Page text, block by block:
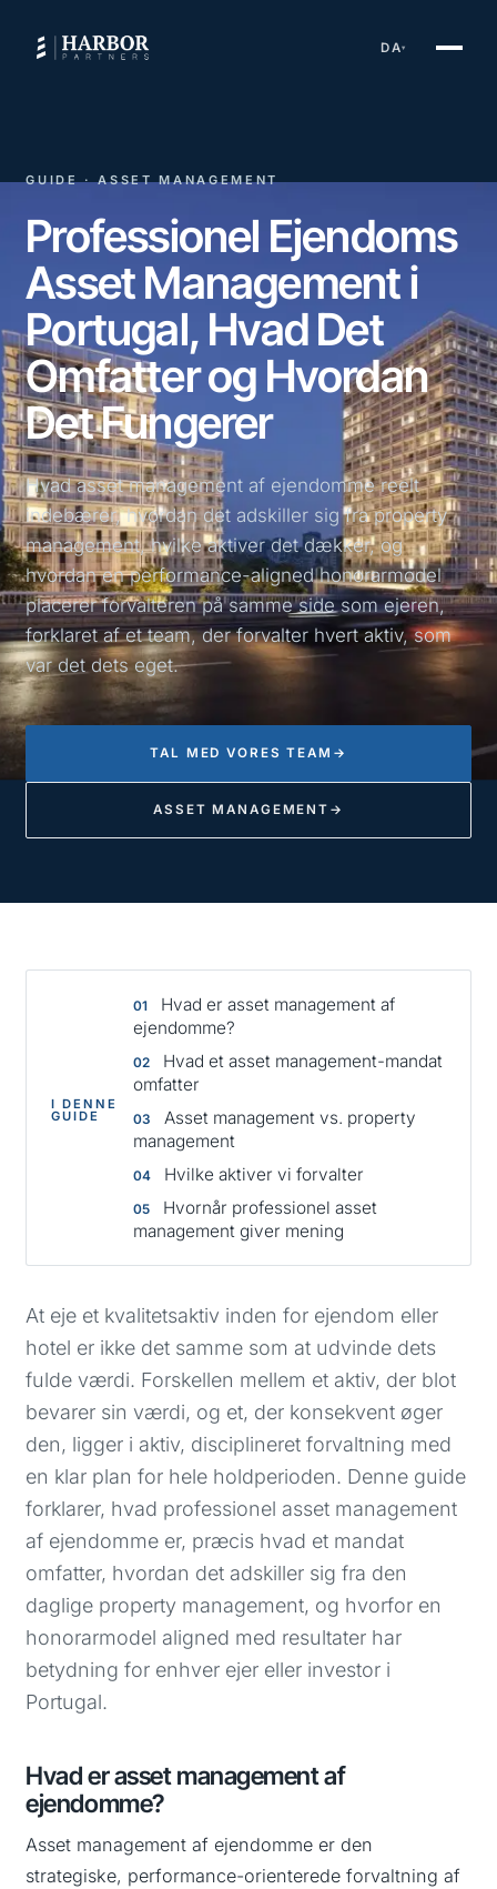
DA▾
GUIDE · ASSET MANAGEMENT
Professionel Ejendoms
Asset Management i
Portugal, Hvad Det
Omfatter og Hvordan
Det Fungerer
Hvad asset management af ejendomme reelt
indebærer, hvordan det adskiller sig fra property
management, hvilke aktiver det dækker, og
hvordan en performance-aligned honorarmodel
placerer forvalteren på samme side som ejeren,
forklaret af et team, der forvalter hvert aktiv, som
var det dets eget.
TAL MED VORES TEAM →
ASSET MANAGEMENT →
I DENNE
GUIDE
Hvad er asset management af
ejendomme?
Hvad et asset management-mandat
omfatter
Asset management vs. property
management
Hvilke aktiver vi forvalter
Hvornår professionel asset
management giver mening
At eje et kvalitetsaktiv inden for ejendom eller
hotel er ikke det samme som at udvinde dets
fulde værdi. Forskellen mellem et aktiv, der blot
bevarer sin værdi, og et, der konsekvent øger
den, ligger i aktiv, disciplineret forvaltning med
en klar plan for hele holdperioden. Denne guide
forklarer, hvad professionel asset management
af ejendomme er, præcis hvad et mandat
omfatter, hvordan det adskiller sig fra den
daglige property management, og hvorfor en
honorarmodel aligned med resultater har
betydning for enhver ejer eller investor i
Portugal.
Hvad er asset management af
ejendomme?
Asset management af ejendomme er den
strategiske, performance-orienterede forvaltning af